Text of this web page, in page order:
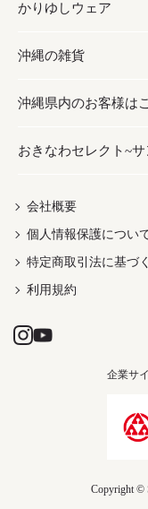
レトルト食品
乾物／粉類
お酢／ドレッシング
しょうゆ
みそ
だし／スパイス／
ちんすこう
伝統菓子
スナック
おつまみ
紅芋
泡盛
ビール・チューハイ
ワイン・ウィスキ
ドリンク
茶葉
コスメ
スキンケア
ボディケア
ヘアケア
UVケア
かりゆしウェア
かりゆしウェア
メンズ
レディース
沖縄の雑貨
雑貨
沖縄ファッション
伝統工芸品
沖縄県内のお客様は
おきなわセレクト~
会社概要
個人情報保護につい
特定商取引法に基づ
利用規約
企業サ
Copyright ©